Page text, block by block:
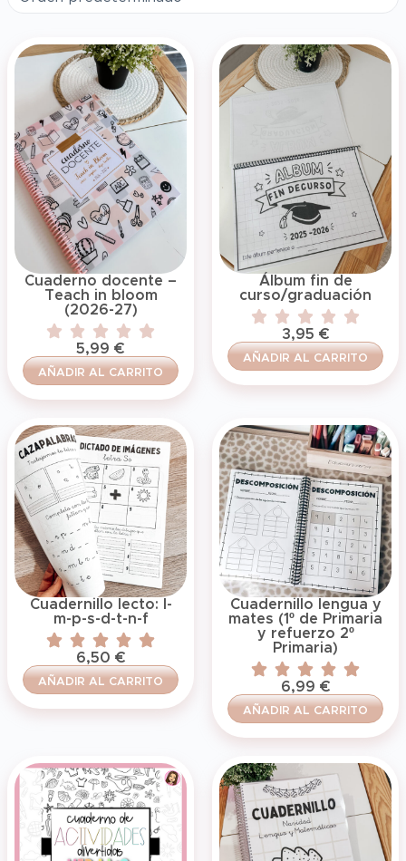
Cuaderno docente –
Teach in bloom
(2026-27)
5,99 €
AÑADIR AL CARRITO
Álbum fin de
curso/graduación
3,95 €
AÑADIR AL CARRITO
Cuadernillo lecto: l-
m-p-s-d-t-n-f
6,50 €
AÑADIR AL CARRITO
Cuadernillo lengua y
mates (1º de Primaria
y refuerzo 2º
Primaria)
6,99 €
AÑADIR AL CARRITO